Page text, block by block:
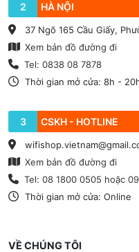
2 HÀ NỘI
37 Ngõ 165 Cầu Giấy,
Xem bản đồ đường đi
Tel: 0838 08 7878
Thời gian mở cửa: 8h -
3 CSKH - HOTLINE
Xem bản đồ đường đi
Tel: 08 1800 0505 hoặc
Thời gian mở cửa: Online
VỀ CHÚNG TÔI